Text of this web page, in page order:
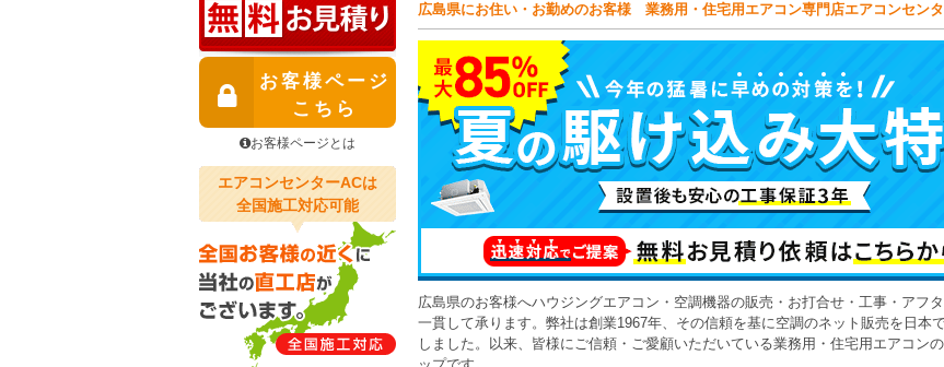
広島県にお住い・お勤めのお客様 業務用・住宅用エアコン専門店エアコンセン
広島県のお客様へハウジングエアコン・空調機器の販売・お打合せ・工事・アフ
一貫して承ります。 弊社は創業1967年、その信頼を基に空調のネット販売を日本
しました。以来、皆様にご信頼・ご愛顧いただいている業務用・住宅用エアコン
お客様ページ
こちら
お客様ページとは
エアコンセンターACは
全国施工対応可能